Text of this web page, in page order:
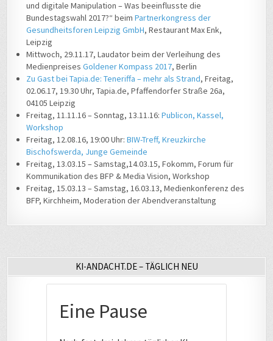
und digitale Manipulation – Was beeinflusste die
Bundestagswahl 2017?“ beimPartnerkongress der
Gesundheitsforen Leipzig GmbH, Restaurant Max Enk,
Leipzig
Mittwoch, 29.11.17, Laudator beim der Verleihung des
MedienpreisesGoldener Kompass 2017, Berlin
Zu Gast bei Tapia.de: Teneriffa – mehr als Strand, Freitag,
02.06.17, 19.30 Uhr, Tapia.de, Pfaffendorfer Straße 26a,
04105 Leipzig
Freitag, 11.11.16 – Sonntag, 13.11.16:Publicon, Kassel,
Workshop
Freitag, 12.08.16, 19:00 Uhr:BIW-Treff, Kreuzkirche
Bischofswerda, Junge Gemeinde
Freitag, 13.03.15 – Samstag,14.03.15, Fokomm, Forum für
Kommunikation des BFP & Media Vision, Workshop
Freitag, 15.03.13 – Samstag, 16.03.13, Medienkonferenz des
BFP, Kirchheim, Moderation der Abendveranstaltung
KI-ANDACHT.DE – TÄGLICH NEU